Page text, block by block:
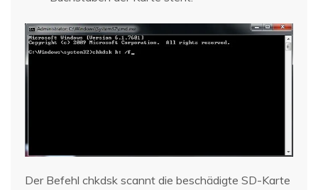
Der Befehl chkdsk scannt die beschädigte SD-Karte